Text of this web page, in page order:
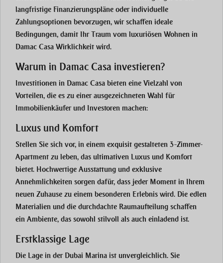
langfristige Finanzierungspläne oder individuelle
Zahlungsoptionen bevorzugen, wir schaffen ideale
Bedingungen, damit Ihr Traum vom luxuriösen Wohnen in
Damac Casa Wirklichkeit wird.
Warum in Damac Casa investieren?
Investitionen in Damac Casa bieten eine Vielzahl von
Vorteilen, die es zu einer ausgezeichneten Wahl für
Immobilienkäufer und Investoren machen:
Luxus und Komfort
Stellen Sie sich vor, in einem exquisit gestalteten 3-Zimmer-
Apartment zu leben, das ultimativen Luxus und Komfort
bietet. Hochwertige Ausstattung und exklusive
Annehmlichkeiten sorgen dafür, dass jeder Moment in Ihrem
neuen Zuhause zu einem besonderen Erlebnis wird. Die edlen
Materialien und die durchdachte Raumaufteilung schaffen
ein Ambiente, das sowohl stilvoll als auch einladend ist.
Erstklassige Lage
Die Lage in der Dubai Marina ist unvergleichlich. Sie